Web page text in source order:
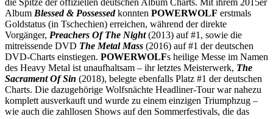
die Spitze der offiziellen deutschen Album Charts. Mit ihrem 2015er
Album Blessed & Possessedkonnten POWERWOLF erstmals
Goldstatus (in Tschechien) erreichen, während der direkte
Vorgänger, Preachers Of The Night(2013) auf #1, sowie die
mitreissende DVD The Metal Mass (2016) auf #1 der deutschen
DVD-Charts einstiegen. POWERWOLFs heilige Messe im Namen
des Heavy Metal ist unaufhaltsam – ihr letztes Meisterwerk, The
Sacrament Of Sin (2018), belegte ebenfalls Platz #1 der deutschen
Charts. Die dazugehörige Wolfsnächte Headliner-Tour war nahezu
komplett ausverkauft und wurde zu einem einzigen Triumphzug –
wie auch die zahllosen Shows auf den Sommerfestivals, die das